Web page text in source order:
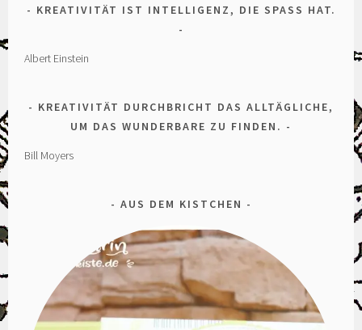
KREATIVITÄT IST INTELLIGENZ, DIE SPASS HAT.
Albert Einstein
KREATIVITÄT DURCHBRICHT DAS ALLTÄGLICHE,
UM DAS WUNDERBARE ZU FINDEN.
Bill Moyers
AUS DEM KISTCHEN